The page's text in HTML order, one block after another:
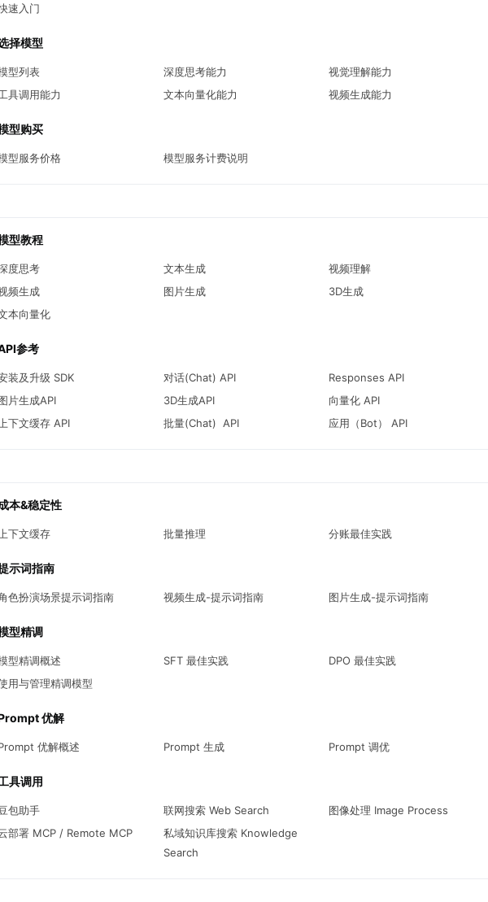
速入门
择模型
型列表 深度思考能力 视觉理解能力
具调用能力
文本向量化能力 视频生成能力
型购买
型服务价格 模型服务计费说明
型教程
度思考 文本生成 视频理解
频生成
图片生成 3D生成
本向量化
参考
装及升级 SDK 对话(Chat) API Responses API
片生成API
3D生成API 向量化 API
上下文缓存 API
批量(Chat)  API 应用（Bot） API
本&稳定性
上下文缓存 批量推理 分账最佳实践
示词指南
色扮演场景提示词指南 视频生成-提示词指南 图片生成-提示词指南
型精调
型精调概述 SFT 最佳实践 DPO 最佳实践
用与管理精调模型
优解
优解概述 Prompt 生成 Prompt 调优
具调用
包助手 联网搜索 Web Search 图像处理 Image Process
部署 MCP / Remote MCP
私域知识库搜索 Knowledge
Search